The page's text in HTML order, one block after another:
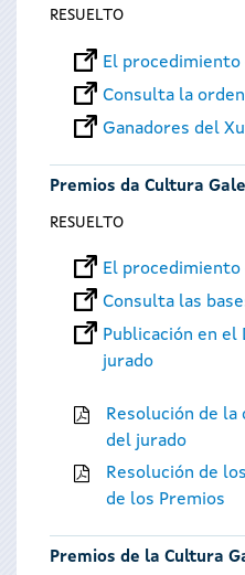
RESUELTO
El procedimiento
Consulta la
Ganadores del
Premios da Cultura
RESUELTO
El procedimiento
Consulta las
Publicación en el
jurado
Resolución de la
del jurado
Resolución de
de los Premios
Premios de la Cultura